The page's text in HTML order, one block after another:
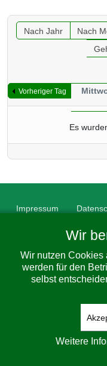
Nach Jahr Nach
Vorheriger Tag
Es
Impressum
© 2026 Gemeinde
Wir
Wir nutzen
werden für den
selbst
Weitere